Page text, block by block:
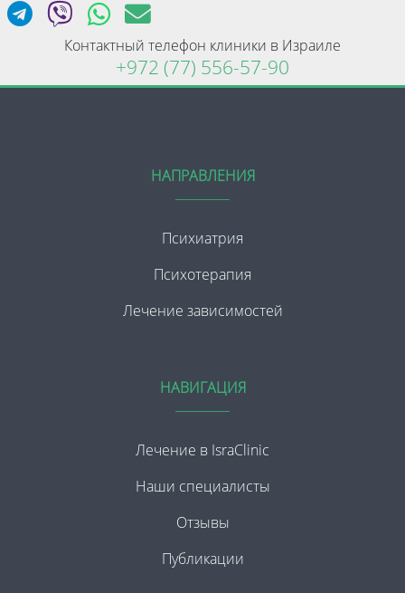
Контактный телефон клиники в Израиле
+972 (77) 556-57-90
НАПРАВЛЕНИЯ
Психиатрия
Психотерапия
Лечение зависимостей
НАВИГАЦИЯ
Лечение в IsraClinic
Наши специалисты
Отзывы
Публикации